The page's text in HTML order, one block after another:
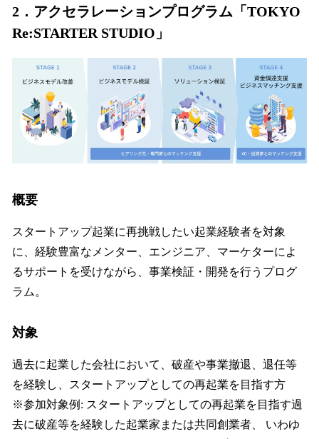
2．アクセラレーションプログラム「TOKYO
Re:STARTER STUDIO」
概要
スタートアップ起業に再挑戦したい起業経験者を対象
に、経験豊富なメンター、エンジニア、マーケターによ
るサポートを受けながら、事業検証・開発を行うプログ
ラム。
対象
過去に起業した会社において、破産や事業撤退、退任等
を経験し、スタートアップとしての再起業を目指す方
※参加対象例: スタートアップとしての再起業を目指す過
去に破産等を経験した起業家または共同創業者、 いわゆ